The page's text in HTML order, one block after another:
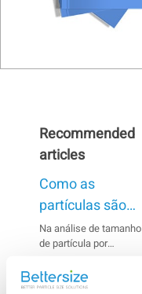
Recommended
articles
Como as
partículas são
dispersas
quando se usa o
método úmido?
Na análise de tamanho
de partícula por
resultados imprecisos
podem ser causados
Como as